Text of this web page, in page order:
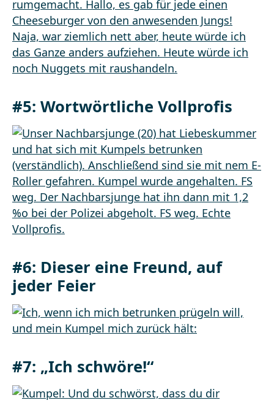
#5: Wortwörtliche Vollprofis
#6: Dieser eine Freund, auf
jeder Feier
#7: „Ich schwöre!“